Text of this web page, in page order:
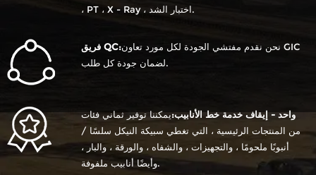
، PT ، X - Ray ، اختبار الشد.
فريق QC:نحن نقدم مفتشي الجودة لكل مورد تعاون GIC
لضمان جودة كل طلب.
واحد - إيقاف خدمة خط الأنابيب:يمكننا توفير ثماني فئات
من المنتجات الرئيسية ، التي تغطي سبيكة النيكل سلسًا /
أنبوبًا ملحومًا ، والتجهيزات ، والشفاه ، والورقة ، والبار ،
وأيضًا أنابيب ملفوفة.